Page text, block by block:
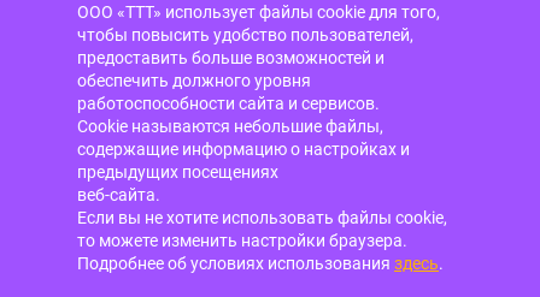
ООО «ТТТ» использует файлы cookie для того,
чтобы повысить удобство пользователей,
предоставить больше возможностей и
обеспечить должного уровня
работоспособности сайта и сервисов.
Cookie называются небольшие файлы,
содержащие информацию о настройках и
предыдущих посещениях
веб-сайта.
Если вы не хотите использовать файлы cookie,
то можете изменить настройки браузера.
Подробнее об условиях использования здесь.